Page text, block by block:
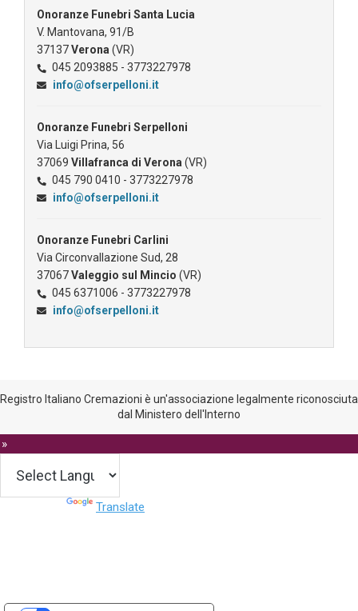
Onoranze Funebri Santa Lucia
V. Mantovana, 91/B
37137Verona (VR)
045 2093885 - 3773227978
info@ofserpelloni.it
Onoranze Funebri Serpelloni
Via Luigi Prina, 56
37069 Villafranca di Verona (VR)
045 790 0410 - 3773227978
info@ofserpelloni.it
Onoranze Funebri Carlini
Via Circonvallazione Sud, 28
37067Valeggio sul Mincio (VR)
045 6371006 - 3773227978
info@ofserpelloni.it
Registro Italiano Cremazioni è un'associazione legalmente riconosciuta
dal Ministero dell'Interno
Translate